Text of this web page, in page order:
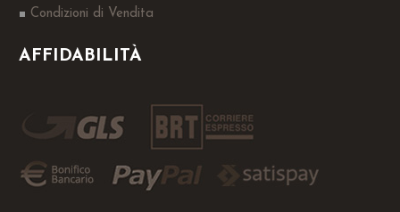
Condizioni di Vendita
AFFIDABILITÀ